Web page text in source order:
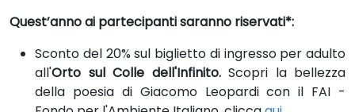
Quest’anno ai partecipanti saranno riservati*:
Sconto del 20% sul biglietto di ingresso per adulto
all'Orto sul Colle dell'Infinito. Scopri la bellezza
della poesia di Giacomo Leopardi con il FAI -